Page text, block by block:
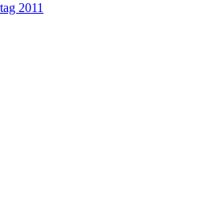
2011